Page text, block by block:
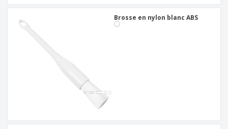
Brosse en nylon blanc ABS